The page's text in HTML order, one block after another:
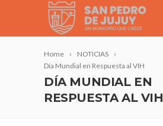
Home
NOTICIAS
Día Mundial en Respuesta al VIH
DÍA MUNDIAL EN
RESPUESTA AL VIH